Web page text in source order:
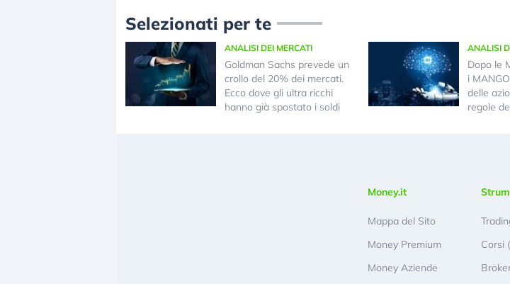
Selezionati per te
ANALISI DEI MERCATI
Goldman Sachs prevede un
crollo del 20% dei mercati.
Ecco dove gli ultra ricchi
hanno già spostato i soldi
ANALISI
Dopo le
i
delle
regole
Money.it
Mappa del Sito
Money Premium
Money Aziende
Corsi